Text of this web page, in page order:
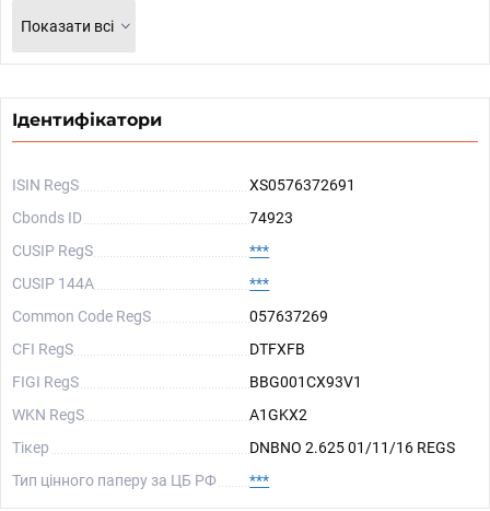
Показати всі
Ідентифікатори
ISIN RegS
XS0576372691
Cbonds ID
74923
CUSIP RegS
***
CUSIP 144A
***
Common Code RegS
057637269
CFI RegS
DTFXFB
FIGI RegS
BBG001CX93V1
WKN RegS
A1GKX2
Тікер
DNBNO 2.625 01/11/16 REGS
Тип цінного паперу за ЦБ РФ
***